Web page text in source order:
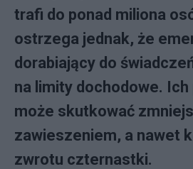
trafi do ponad miliona
ostrzega jednak, że
dorabiający do
na limity dochodowe.
może skutkować
zawieszeniem, a nawet
zwrotu czternastki.